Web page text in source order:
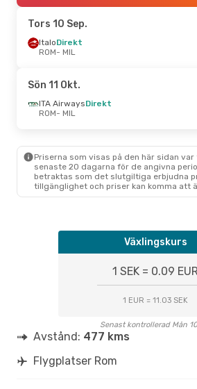
MIL- ROM
Ons 23 Sep.
ItaloDirekt
MIL- ROM
Tors 10 Sep.
ItaloDirekt
ROM- MIL
Sön 11 Okt.
ITA AirwaysDirekt
ROM- MIL
Priserna som visas på den här sidan
senaste 20 dagarna för de angivna
betraktas som det slutgiltiga erbjudna
tillgänglighet och priser kan komma att
Växlingskurs
1 SEK = 0.09
1 EUR = 11.03 SEK
Senast kontrollerad Mån
Avstånd: 477 kms
Flygplatser Rom